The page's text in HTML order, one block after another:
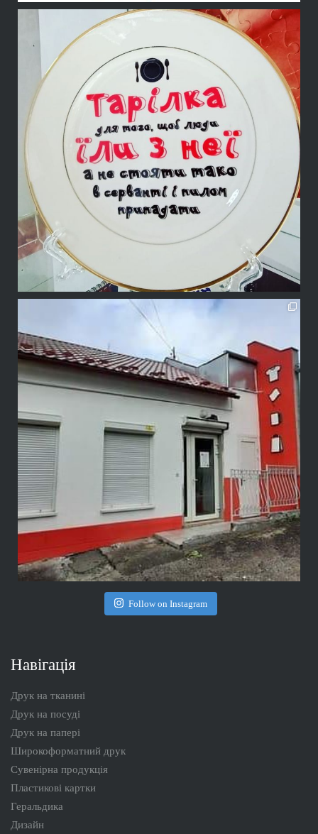
Follow on Instagram
Навігація
Друк на тканині
Друк на посуді
Друк на папері
Широкоформатний друк
Сувенірна продукція
Пластикові картки
Геральдика
Дизайн